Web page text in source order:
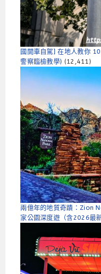
國開車自駕] 在地人教你
警察臨檢教學) (12,411)
兩億年的地質奇蹟：Zion
家公園深度遊（含2026最